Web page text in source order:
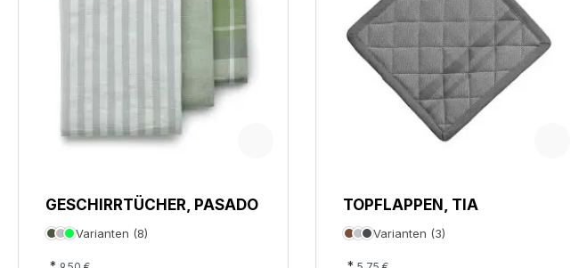
GESCHIRRTÜCHER, PASADO
Varianten (8)
TOPFLAPPEN, TIA
Varianten (3)